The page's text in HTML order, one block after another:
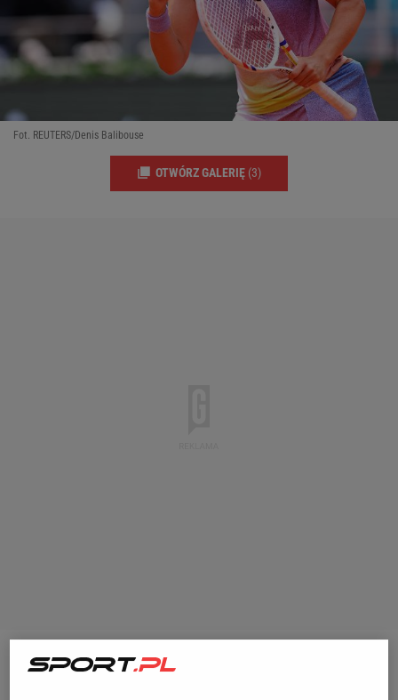
Fot. REUTERS/Denis Balibouse
OTWÓRZ GALERIĘ (3)
Chociaż przegrywała 1:6, 0:2, to Iga Świątek (5.